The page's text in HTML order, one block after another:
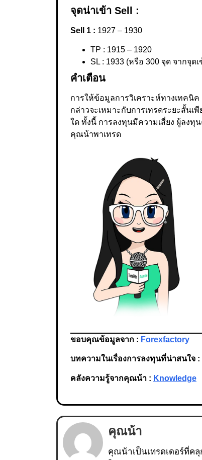
จุดน่าเข้า Sell :
Sell 1 : 1927 – 1930
TP : 1915 – 1920
SL : 1933 (หรือ 300 จุด จากจุดเ
คำเตือน
การให้ข้อมูลการวิเคราะห์ทางเทคนิ
กล่าวจะเหมาะกับการเทรดระยะสั้น
ใด ทั้งนี้ การลงทุนมีความเสี่ยง ผู้ลง
คุณน้าพาเทรด
ขอบคุณข้อมูลจาก : Forexfactory
บทความในเรื่องการลงทุนที่น่าสนใจ :
คลังความรู้จากคุณน้า : Knowledge
คุณน้า
คุณน้าเป็นเทรดเดอร์ที่ค